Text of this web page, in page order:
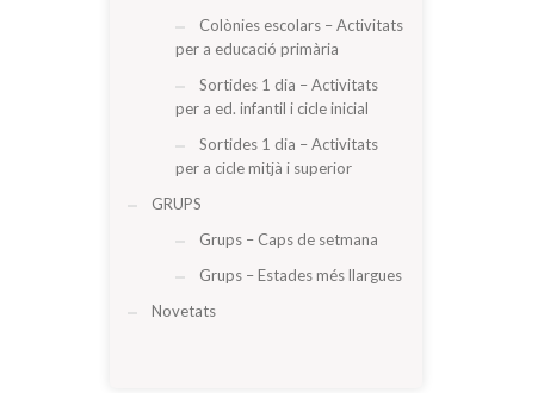
Colònies escolars – Activitats
per a educació primària
Sortides 1 dia – Activitats
per a ed. infantil i cicle inicial
Sortides 1 dia – Activitats
per a cicle mitjà i superior
GRUPS
Grups – Caps de setmana
Grups – Estades més llargues
Novetats